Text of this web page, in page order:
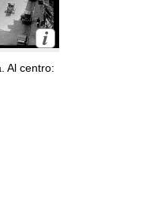
Al centro: